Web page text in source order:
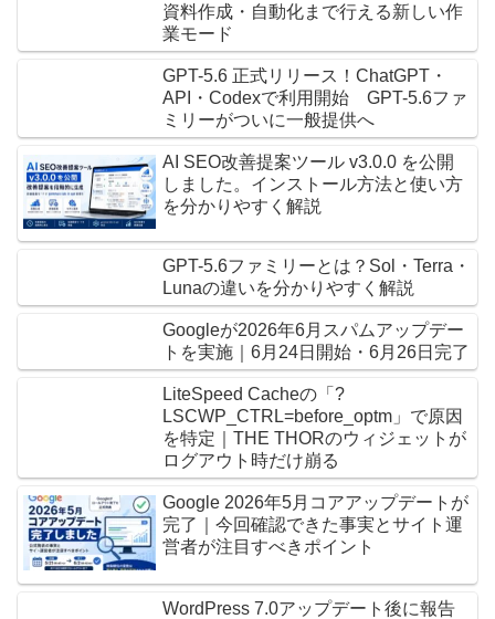
資料作成・自動化まで行える新しい作
業モード
GPT-5.6 正式リリース！ChatGPT・
API・Codexで利用開始 GPT-5.6ファ
ミリーがついに一般提供へ
AI SEO改善提案ツール v3.0.0 を公開
しました。インストール方法と使い方
を分かりやすく解説
GPT-5.6ファミリーとは？Sol・Terra・
Lunaの違いを分かりやすく解説
Googleが2026年6月スパムアップデー
トを実施｜6月24日開始・6月26日完了
LiteSpeed Cacheの「?
LSCWP_CTRL=before_optm」で原因
を特定｜THE THORのウィジェットが
ログアウト時だけ崩る
Google 2026年5月コアアップデートが
完了｜今回確認できた事実とサイト運
営者が注目すべきポイント
WordPress 7.0アップデート後に報告